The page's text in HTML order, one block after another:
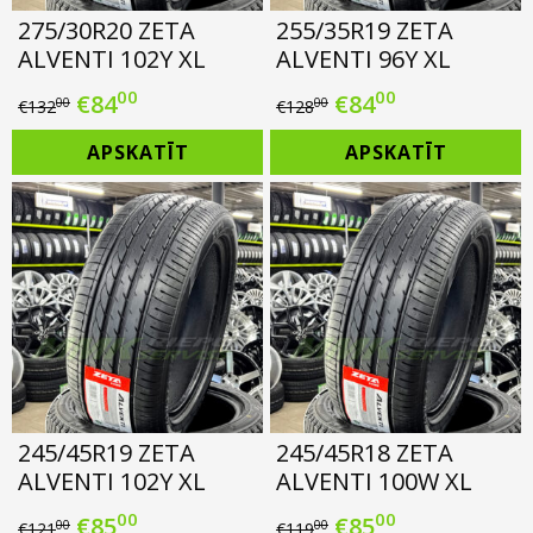
275/30R20 ZETA
ALVENTI 102Y XL
€13200 Original
price
was:
€132.00.
€8400
price
is:
€84.00.
APSKATĪT
255/35R19 ZETA
ALVENTI 96Y XL
€12800 Original
price
was:
€128.00.
€8400
price
is:
€84.00.
APSKATĪT
245/45R19 ZETA
ALVENTI 102Y XL
00 Original
€8500
245/45R18 ZETA
ALVENTI 100W XL
00 Original
€8500